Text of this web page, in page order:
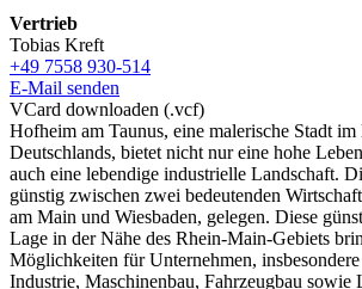
Vertrieb
Tobias Kreft
+49 7558 930-514
E-Mail senden
VCard downloaden (.vcf)
Hofheim am Taunus, eine malerische Stadt im
Deutschlands, bietet nicht nur eine hohe
auch eine lebendige industrielle Landschaft.
günstig zwischen zwei bedeutenden
am Main und Wiesbaden, gelegen. Diese
Lage in der Nähe des Rhein-Main-Gebiets
Möglichkeiten für Unternehmen,
Industrie, Maschinenbau, Fahrzeugbau sowie